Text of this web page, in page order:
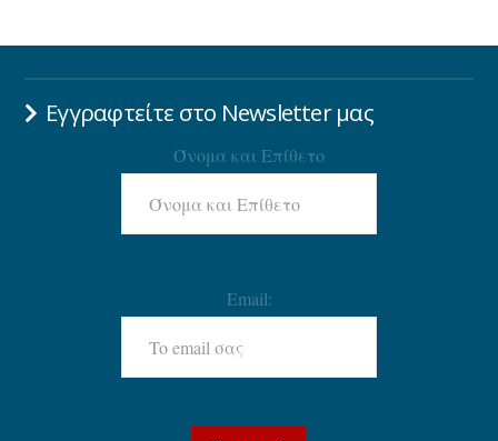
Εγγραφτείτε στο Newsletter μας
Όνομα και Επίθετο
Email: